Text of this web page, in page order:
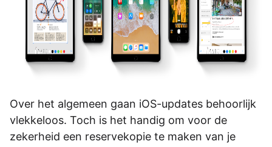
Over het algemeen gaan iOS-updates behoorlijk
vlekkeloos. Toch is het handig om voor de
zekerheid een reservekopie te maken van je